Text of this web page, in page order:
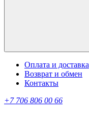
Оплата и доставка
Возврат и обмен
Контакты
+7 706 806 00 66